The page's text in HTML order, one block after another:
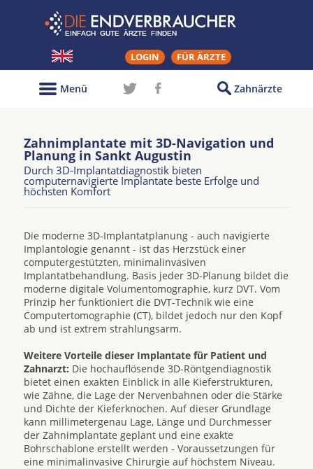
LOGIN FÜR ÄRZTE
Zahnärzte
Menü
Zahnimplantate mit 3D-Navigation und
Planung in Sankt Augustin
Durch 3D-Implantatdiagnostik bieten
computernavigierte Implantate beste Erfolge und
höchsten Komfort
Die moderne 3D-Implantatplanung - auch navigierte
Implantologie genannt - ist das Herzstück einer
computergestützten, minimalinvasiven
Implantatbehandlung. Basis jeder 3D-Planung bildet die
moderne digitale Volumentomographie, kurz DVT. Vom
Prinzip her funktioniert die DVT-Technik wie eine
Computertomographie (CT), bildet jedoch nur den Kopf
ab und ist extrem strahlungsarm.
Weitere Vorteile dieser Implantate für Patient und
Zahnarzt: Die hochauflösende 3D-Röntgendiagnostik
bietet einen exakten Einblick in alle Kieferstrukturen,
wie Zähne, die Lage der Nervenbahnen oder die Stärke
und Dichte der Kieferknochen. Auf dieser Grundlage
kann millimetergenau Lage, Länge und Durchmesser
der Zahnimplantate geplant und eine exakte
Bohrschablone erstellt werden - Voraussetzungen für
eine minimalinvasive Chirurgie auf höchstem Niveau.